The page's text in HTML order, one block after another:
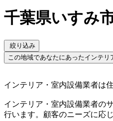
千葉県いすみ
絞り込み
この地域であなたにあったインテ
インテリア・室内設備業者は
インテリア・室内設備業者の
行います。顧客のニーズに応